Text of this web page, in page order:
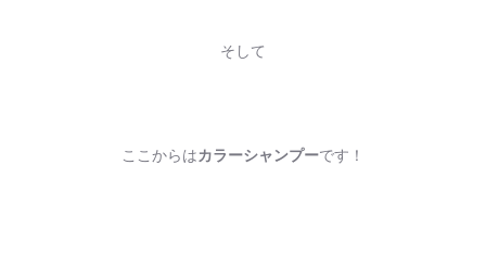
そして
ここからはカラーシャンプーです！